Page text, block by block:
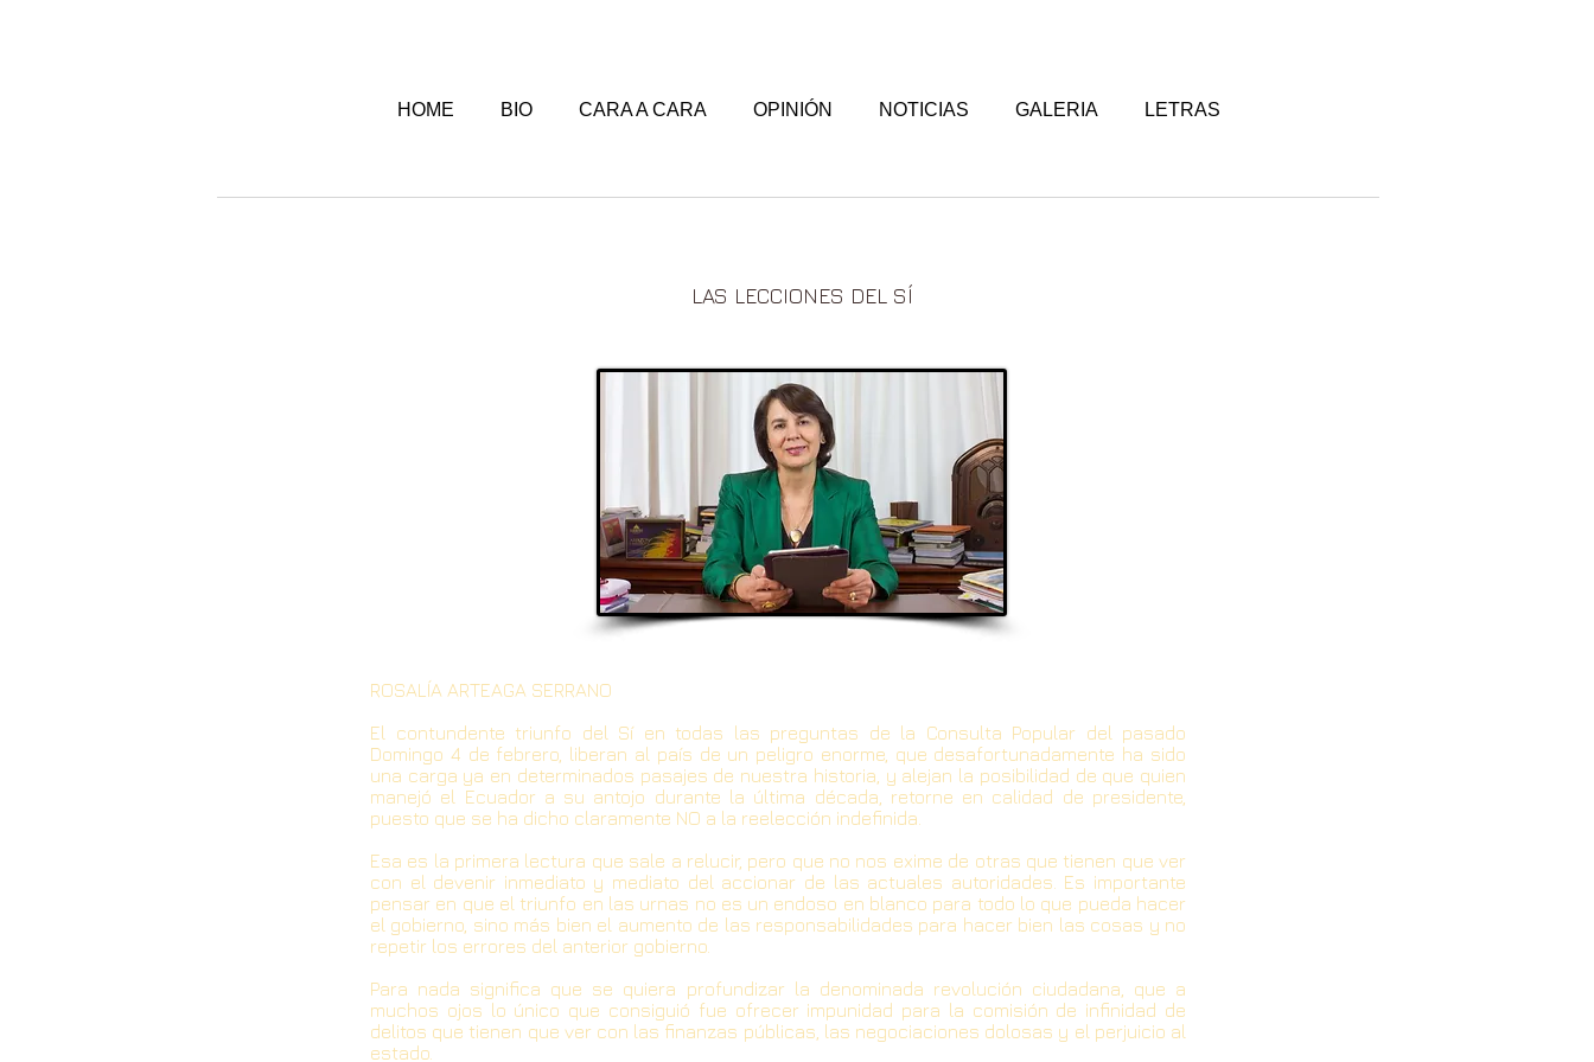
HOME BIO CARA A CARA OPINIÓN NOTICIAS GALERIA LETRAS
ROSALÍA ARTEAGA SERRANO
El contundente triunfo del Sí en todas las preguntas de la Consulta Popular del pasado
Domingo 4 de febrero, liberan al país de un peligro enorme, que desafortunadamente ha sido
una carga ya en determinados pasajes de nuestra historia, y alejan la posibilidad de que quien
manejó el Ecuador a su antojo durante la última década, retorne en calidad de presidente,
puesto que se ha dicho claramente NO a la reelección indefinida.
Esa es la primera lectura que sale a relucir, pero que no nos exime de otras que tienen que ver
con el devenir inmediato y mediato del accionar de las actuales autoridades. Es importante
pensar en que el triunfo en las urnas no es un endoso en blanco para todo lo que pueda hacer
el gobierno, sino más bien el aumento de las responsabilidades para hacer bien las cosas y no
repetir los errores del anterior gobierno.
Para nada significa que se quiera profundizar la denominada revolución ciudadana, que a
muchos ojos lo único que consiguió fue ofrecer impunidad para la comisión de infinidad de
delitos que tienen que ver con las finanzas públicas, las negociaciones dolosas y el perjuicio al
estado.
LAS LECCIONES DEL SÍ